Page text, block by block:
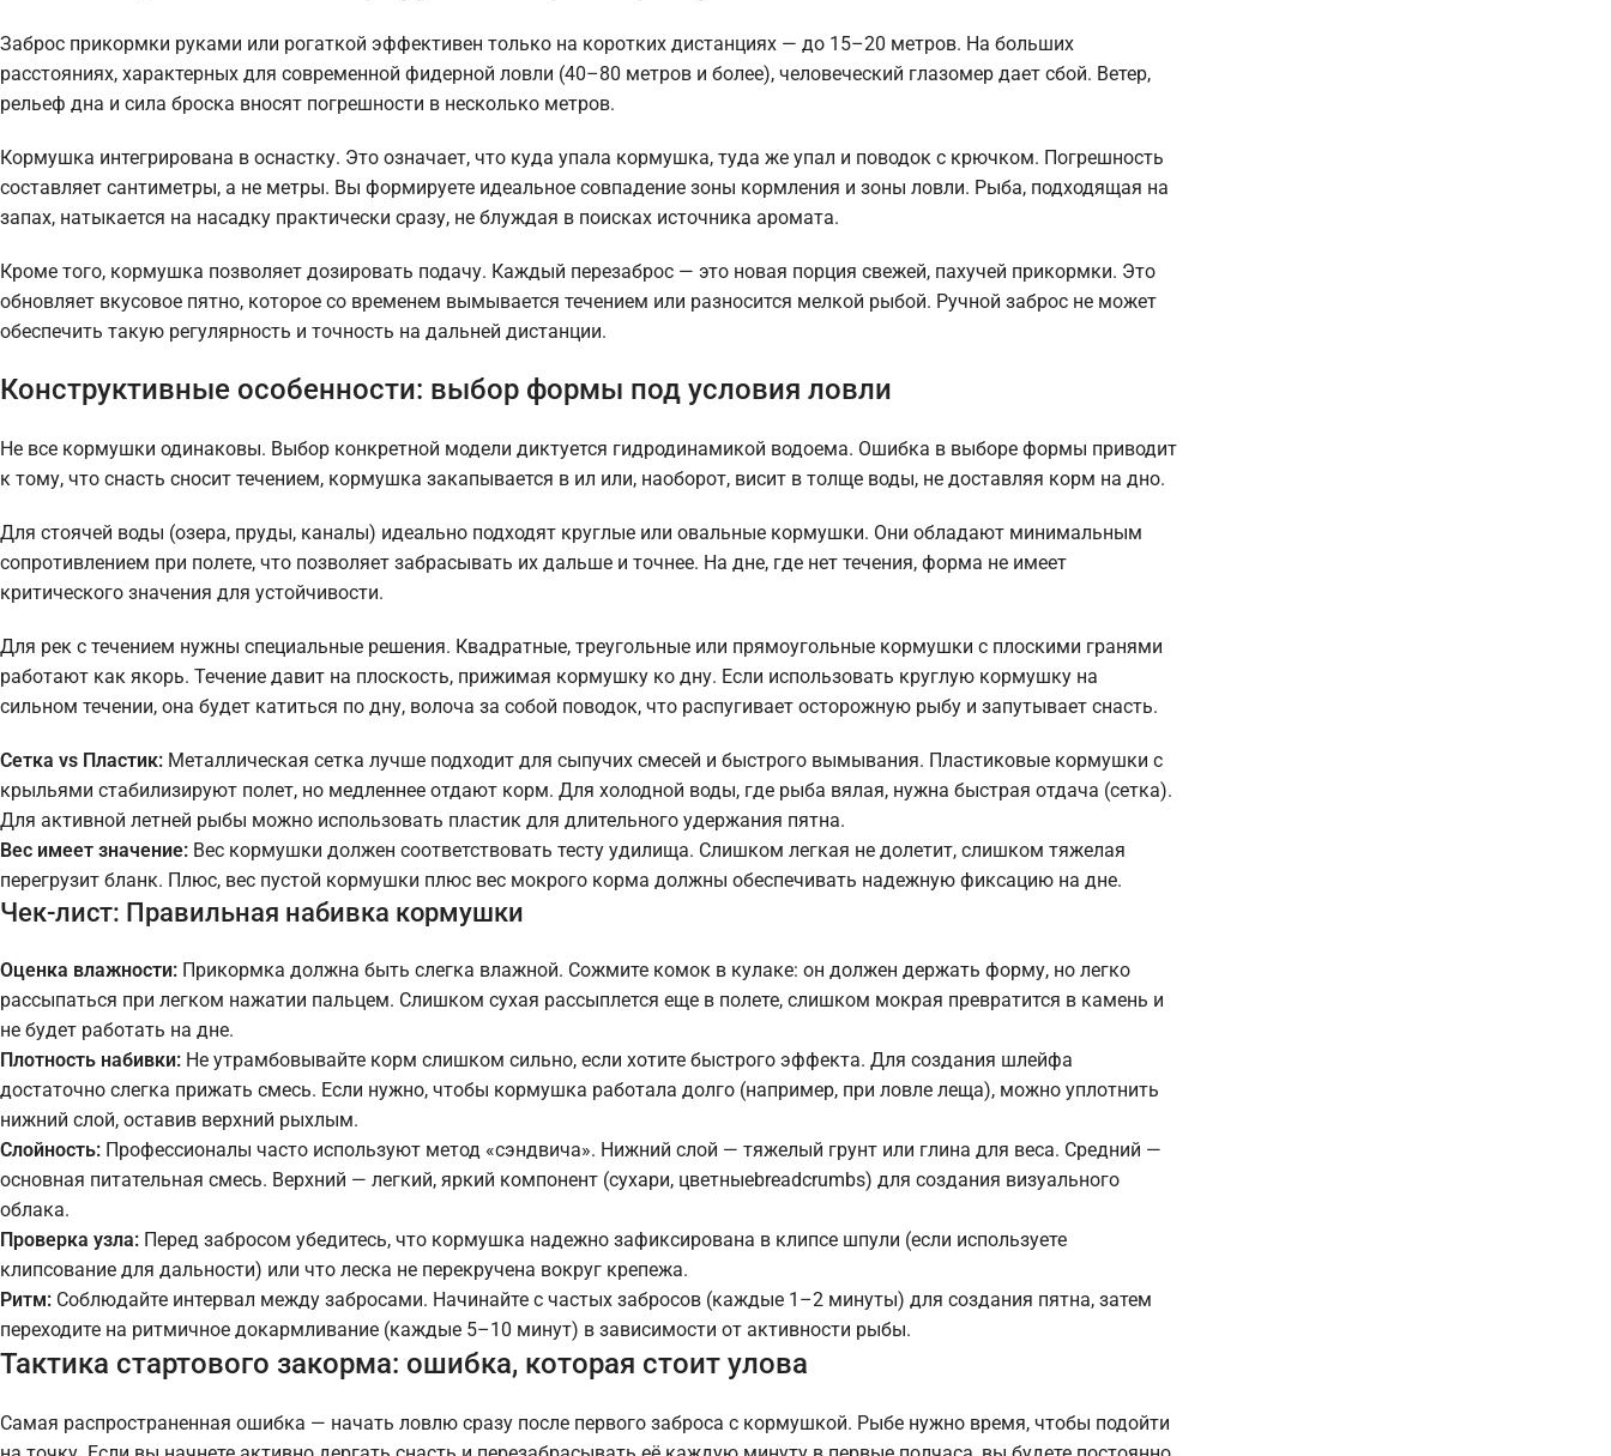
Заброс прикормки руками или рогаткой эффективен только на коротких дистанциях — до 15–20 метров. На больших
расстояниях, характерных для современной фидерной ловли (40–80 метров и более), человеческий глазомер дает сбой. Ветер,
рельеф дна и сила броска вносят погрешности в несколько метров.
Кормушка интегрирована в оснастку. Это означает, что куда упала кормушка, туда же упал и поводок с крючком. Погрешность
составляет сантиметры, а не метры. Вы формируете идеальное совпадение зоны кормления и зоны ловли. Рыба, подходящая на
запах, натыкается на насадку практически сразу, не блуждая в поисках источника аромата.
Кроме того, кормушка позволяет дозировать подачу. Каждый перезаброс — это новая порция свежей, пахучей прикормки. Это
обновляет вкусовое пятно, которое со временем вымывается течением или разносится мелкой рыбой. Ручной заброс не может
обеспечить такую регулярность и точность на дальней дистанции.
Конструктивные особенности: выбор формы под условия ловли
Не все кормушки одинаковы. Выбор конкретной модели диктуется гидродинамикой водоема. Ошибка в выборе формы приводит
к тому, что снасть сносит течением, кормушка закапывается в ил или, наоборот, висит в толще воды, не доставляя корм на дно.
Для стоячей воды (озера, пруды, каналы) идеально подходят круглые или овальные кормушки. Они обладают минимальным
сопротивлением при полете, что позволяет забрасывать их дальше и точнее. На дне, где нет течения, форма не имеет
критического значения для устойчивости.
Для рек с течением нужны специальные решения. Квадратные, треугольные или прямоугольные кормушки с плоскими гранями
работают как якорь. Течение давит на плоскость, прижимая кормушку ко дну. Если использовать круглую кормушку на
сильном течении, она будет катиться по дну, волоча за собой поводок, что распугивает осторожную рыбу и запутывает снасть.
Сетка vs Пластик: Металлическая сетка лучше подходит для сыпучих смесей и быстрого вымывания. Пластиковые кормушки с
крыльями стабилизируют полет, но медленнее отдают корм. Для холодной воды, где рыба вялая, нужна быстрая отдача (сетка).
Для активной летней рыбы можно использовать пластик для длительного удержания пятна.
Вес имеет значение: Вес кормушки должен соответствовать тесту удилища. Слишком легкая не долетит, слишком тяжелая
перегрузит бланк. Плюс, вес пустой кормушки плюс вес мокрого корма должны обеспечивать надежную фиксацию на дне.
Чек-лист: Правильная набивка кормушки
Оценка влажности: Прикормка должна быть слегка влажной. Сожмите комок в кулаке: он должен держать форму, но легко
рассыпаться при легком нажатии пальцем. Слишком сухая рассыплется еще в полете, слишком мокрая превратится в камень и
не будет работать на дне.
Плотность набивки: Не утрамбовывайте корм слишком сильно, если хотите быстрого эффекта. Для создания шлейфа
достаточно слегка прижать смесь. Если нужно, чтобы кормушка работала долго (например, при ловле леща), можно уплотнить
нижний слой, оставив верхний рыхлым.
Слойность: Профессионалы часто используют метод «сэндвича». Нижний слой — тяжелый грунт или глина для веса. Средний —
основная питательная смесь. Верхний — легкий, яркий компонент (сухари, цветныеbreadcrumbs) для создания визуального
облака.
Проверка узла: Перед забросом убедитесь, что кормушка надежно зафиксирована в клипсе шпули (если используете
клипсование для дальности) или что леска не перекручена вокруг крепежа.
Ритм: Соблюдайте интервал между забросами. Начинайте с частых забросов (каждые 1–2 минуты) для создания пятна, затем
переходите на ритмичное докармливание (каждые 5–10 минут) в зависимости от активности рыбы.
Тактика стартового закорма: ошибка, которая стоит улова
Самая распространенная ошибка — начать ловлю сразу после первого заброса с кормушкой. Рыбе нужно время, чтобы подойти